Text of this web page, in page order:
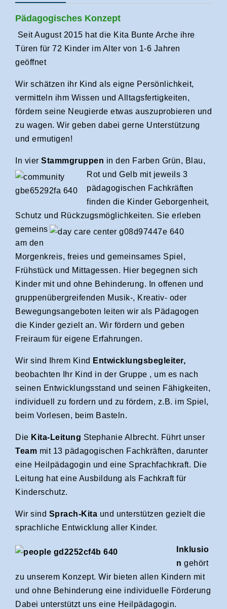
Pädagogisches Konzept
Seit August 2015 hat die Kita Bunte Arche ihre
Türen für 72 Kinder im Alter von 1-6 Jahren
geöffnet
Wir schätzen ihr Kind als eigne Persönlichkeit,
vermitteln ihm Wissen und Alltagsfertigkeiten,
fördern seine Neugierde etwas auszuprobieren und
zu wagen. Wir geben dabei gerne Unterstützung
und ermutigen!
In vier Stammgruppen in den Farben Grün, Blau,
Rot und Gelb mit jeweils 3
pädagogischen Fachkräften
finden die Kinder Geborgenheit,
Schutz und Rückzugsmöglichkeiten. Sie erleben
gemeins
am den
Morgenkreis, freies und gemeinsames Spiel,
Frühstück und Mittagessen. Hier begegnen sich
Kinder mit und ohne Behinderung. In offenen und
gruppenübergreifenden Musik-, Kreativ- oder
Bewegungsangeboten leiten wir als Pädagogen
die Kinder gezielt an. Wir fördern und geben
Freiraum für eigene Erfahrungen.
Wir sind Ihrem Kind Entwicklungsbegleiter,
beobachten Ihr Kind in der Gruppe , um es nach
seinen Entwicklungsstand und seinen Fähigkeiten,
individuell zu fordern und zu fördern, z.B. im Spiel,
beim Vorlesen, beim Basteln.
Die Kita-Leitung Stephanie Albrecht. Führt unser
Team mit 13 pädagogischen Fachkräften, darunter
eine Heilpädagogin und eine Sprachfachkraft. Die
Leitung hat eine Ausbildung als Fachkraft für
Kinderschutz.
Wir sind Sprach-Kita und unterstützen gezielt die
sprachliche Entwicklung aller Kinder.
Inklusio
n gehört
zu unserem Konzept. Wir bieten allen Kindern mit
und ohne Behinderung eine individuelle Förderung
Dabei unterstützt uns eine Heilpädagogin.